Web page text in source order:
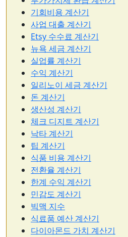
기회비용 계산기
사업 대출 계산기
Etsy 수수료 계산기
뉴욕 세금 계산기
실업률 계산기
수익 계산기
일리노이 세금 계산기
돈 계산기
생산성 계산기
체크 디지트 계산기
낙타 계산기
팁 계산기
식품 비용 계산기
전환율 계산기
한계 수익 계산기
민감도 계산기
빅맥 지수
식료품 예산 계산기
다이아몬드 가치 계산기